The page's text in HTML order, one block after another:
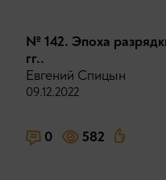
№ 142. Эпоха
гг..
Евгений Спицын
09.12.2022
0 582